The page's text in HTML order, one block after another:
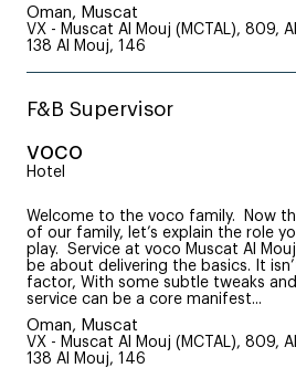
Oman, Muscat
VX - Muscat Al Mouj (MCTAL), 809,
138 Al Mouj, 146
F&B Supervisor
voco
Hotel
Welcome to the voco family. Now
of our family, let’s explain the role
play. Service at voco Muscat Al
be about delivering the basics. It
factor, With some subtle tweaks
service can be a core manifest...
Oman, Muscat
VX - Muscat Al Mouj (MCTAL), 809,
138 Al Mouj, 146